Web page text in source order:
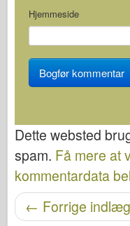
Hjemmeside
Dette websted
spam. Få mere at
kommentardata
Navigation efter
← Forrige indlæg